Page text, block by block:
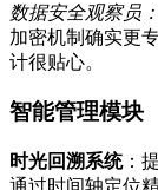
数据安全观察员：
加密机制确实更
计很贴心。
智能管理模块
时光回溯系统：
通过时间轴定位